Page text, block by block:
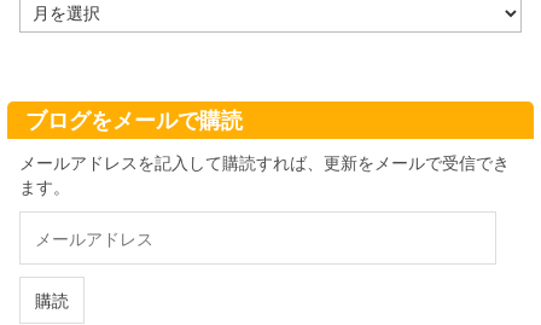
ー
ブ
ブログをメールで購読
メールアドレスを記入して購読すれば、更新をメールで受信でき
ます。
ル
ド
購読